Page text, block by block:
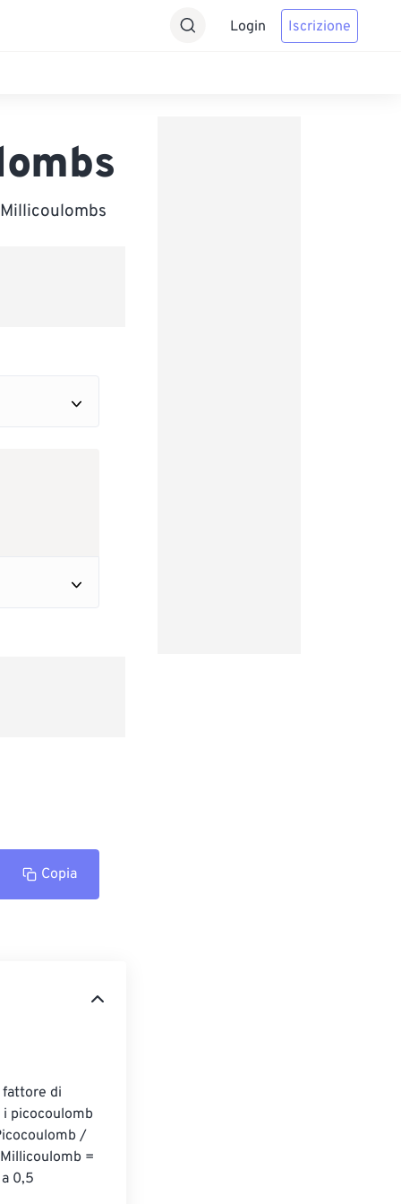
Login Iscrizione
Copia
fattore di
picocoulomb
/
=
0,5